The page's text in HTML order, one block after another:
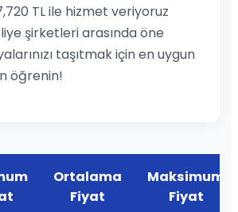
TL ile hizmet veriyoruz
şirketleri arasında öne
taşıtmak için en uygun
öğrenin!
Ortalama
Fiyat
Maksimum
Fiyat